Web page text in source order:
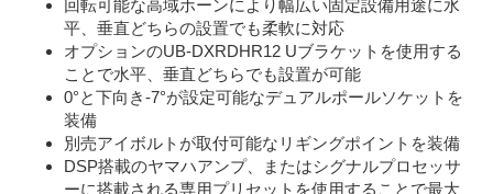
回転可能な高域ホーンにより幅広い固定設備用途に水
平、垂直どちらの設置でも柔軟に対応
オプションのUB-DXRDHR12 Uブラケットを使用する
ことで水平、垂直どちらでも設置が可能
0°と下向き-7°が設定可能なデュアルポールソケットを
装備
別売アイボルトが取付可能なリギングポイントを装備
DSP搭載のヤマハアンプ、またはシグナルプロセッサ
ーに搭載される専用プリセットを使用することで最大